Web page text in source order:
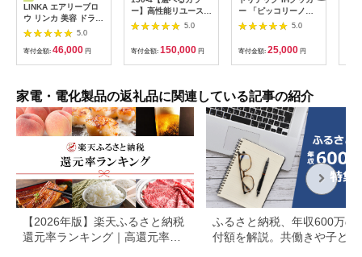
LINKA エアリーブロ
ウ リンカ 美容 ドライ
ヤー ヘアケア 髪 エス
テ ギフト ラッピング
贈呈品 プレゼント 母
の日 母の日準備 母の
5.0
寄付金額: 46,000 円
ー】高性能リユース
スマホ Apple
iPhoneSE 3 128GB
SIMロック解除済 本
体のみ ｜ 中古 再生品
本体 端末
5.0
寄付金額: 150,000 円
ー 「ピッコリーノ」
ブラック DI-
217BK【1642626】
5.0
寄付金額: 25,000 円
家電・電化製品の返礼品に関連している記事の紹介
【2026年版】楽天ふるさと納税
還元率ランキング｜高還元率返
ふるさと納税、年収600万の
付額を解説。共働きや子ども